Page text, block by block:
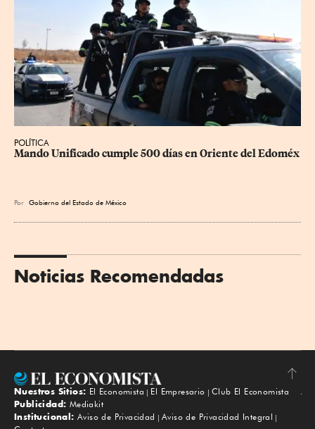
POLÍTICA
Mando Unificado cumple 500 días en Oriente del Edoméx
Por Gobierno del Estado de México
Noticias Recomendadas
Subir
Nuestros Sitios: El Economista El Empresario
Club El Economista
Publicidad: Mediakit
Institucional: Aviso de Privacidad
Aviso de Privacidad Integral